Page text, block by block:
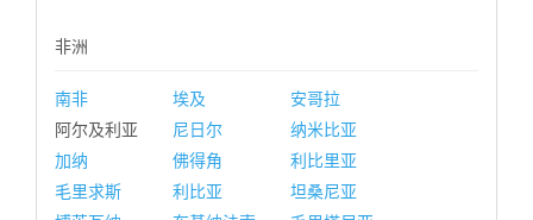
非洲
南非 埃及
安哥拉
阿尔及利亚
尼日尔
纳米比亚
加纳
佛得角
利比里亚
毛里求斯
利比亚
坦桑尼亚